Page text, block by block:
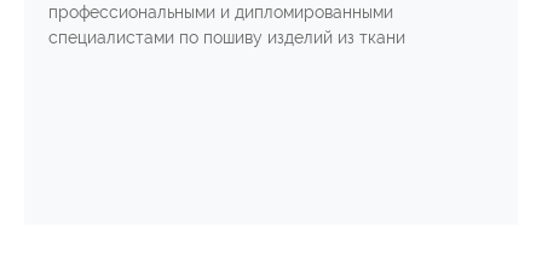
профессиональными и дипломированными
специалистами по пошиву изделий из ткани